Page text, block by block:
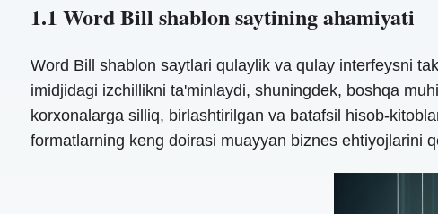
1.1 Word Bill shablon saytining ahamiyati
Word Bill shablon saytlari qulaylik va qulay interfeysni
imidjidagi izchillikni ta'minlaydi, shuningdek, boshqa
korxonalarga silliq, birlashtirilgan va batafsil hisob-
formatlarning keng doirasi muayyan biznes ehtiyojlarini